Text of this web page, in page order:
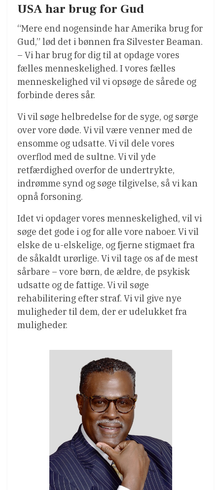
USA har brug for Gud
“Mere end nogensinde har Amerika brug for
Gud,” lød det i bønnen fra Silvester Beaman.
– Vi har brug for dig til at opdage vores
fælles menneskelighed. I vores fælles
menneskelighed vil vi opsøge de sårede og
forbinde deres sår.
Vi vil søge helbredelse for de syge, og sørge
over vore døde. Vi vil være venner med de
ensomme og udsatte. Vi vil dele vores
overflod med de sultne. Vi vil yde
retfærdighed overfor de undertrykte,
indrømme synd og søge tilgivelse, så vi kan
opnå forsoning.
Idet vi opdager vores menneskelighed, vil vi
søge det gode i og for alle vore naboer. Vi vil
elske de u-elskelige, og fjerne stigmaet fra
de såkaldt urørlige. Vi vil tage os af de mest
sårbare – vore børn, de ældre, de psykisk
udsatte og de fattige. Vi vil søge
rehabilitering efter straf. Vi vil give nye
muligheder til dem, der er udelukket fra
muligheder.